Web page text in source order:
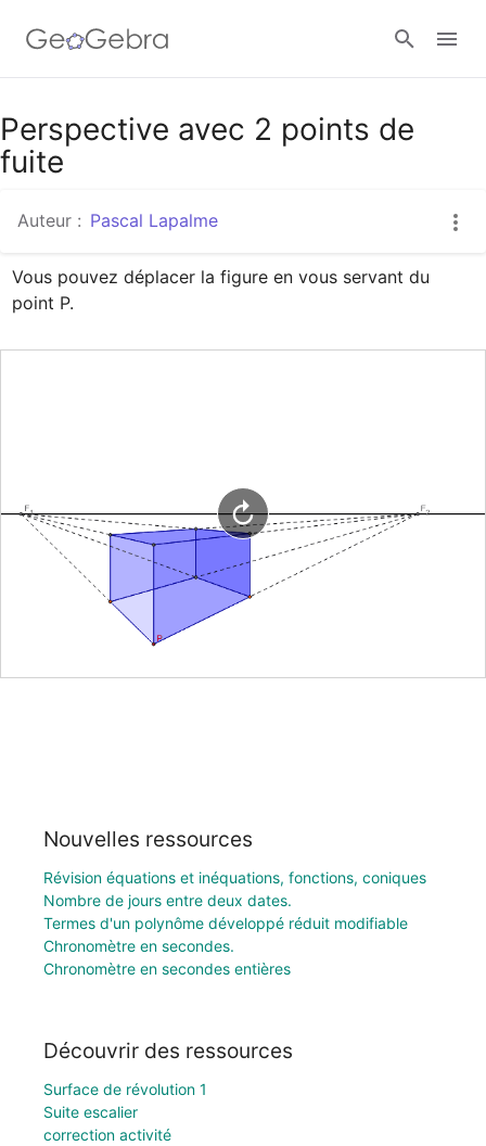
Google Classroom
Se connecter
Perspective avec 2 points de
fuite
Auteur : Pascal Lapalme
Vous pouvez déplacer la figure en vous servant du
point P.
Nouvelles ressources
Révision équations et inéquations, fonctions, coniques
Nombre de jours entre deux dates.
Termes d'un polynôme développé réduit modifiable
Chronomètre en secondes.
Chronomètre en secondes entières
Découvrir des ressources
Surface de révolution 1
Suite escalier
correction activité